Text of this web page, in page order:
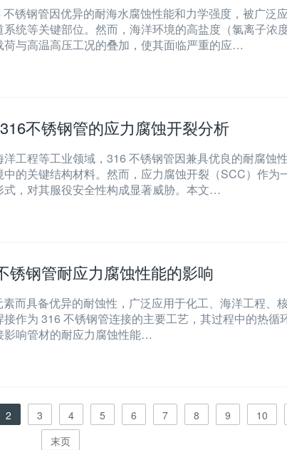
锈钢管因优异的耐海水腐蚀性能和力学强度，被广泛
统等关键部位。然而，海洋环境的高盐度（氯离子浓
荷与高温高压工况的叠加，使其面临严重的应…
不锈钢管的应力腐蚀开裂分析
工程等工业领域，316 不锈钢管因兼具优良的耐腐蚀
的关键结构材料。然而，应力腐蚀开裂（SCC）作为
式，对其服役安全性构成显著威胁。本文…
锈钢管耐应力腐蚀性能的影响
而具备优异的耐蚀性，广泛应用于化工、海洋工程、
作为 316 不锈钢管连接的主要工艺，其过程中的热循
影响管材的耐应力腐蚀性能…
2 3 4 5 6 7 8 9 10
末页